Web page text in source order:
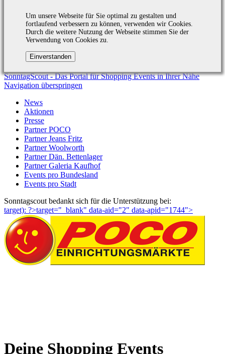
Um unsere Webseite für Sie optimal zu gestalten und
fortlaufend verbessern zu können, verwenden wir Cookies.
Durch die weitere Nutzung der Webseite stimmen Sie der
Verwendung von Cookies zu.
SonntagScout - Das Portal für Shopping Events in Ihrer Nähe
Navigation überspringen
News
Aktionen
Presse
Partner POCO
Partner Jeans Fritz
Partner Woolworth
Partner Dän. Bettenlager
Partner Galeria Kaufhof
Events pro Bundesland
Events pro Stadt
Sonntagscout bedankt sich für die Unterstützung bei:
target): ?>target="_blank" data-aid="2" data-apid="1744">
Deine Shopping Events